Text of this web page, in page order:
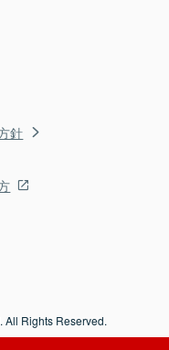
針
All Rights Reserved.